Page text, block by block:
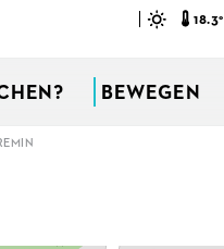
18.3°
BEWEGEN